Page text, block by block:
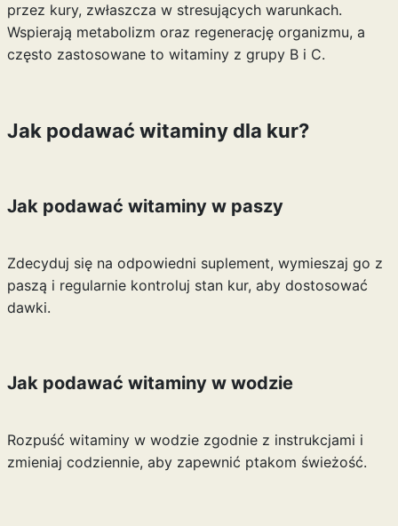
przez kury, zwłaszcza w stresujących warunkach.
Wspierają metabolizm oraz regenerację organizmu, a
często zastosowane to witaminy z grupy B i C.
Jak podawać witaminy dla kur?
Jak podawać witaminy w paszy
Zdecyduj się na odpowiedni suplement, wymieszaj go z
paszą i regularnie kontroluj stan kur, aby dostosować
dawki.
Jak podawać witaminy w wodzie
Rozpuść witaminy w wodzie zgodnie z instrukcjami i
zmieniaj codziennie, aby zapewnić ptakom świeżość.